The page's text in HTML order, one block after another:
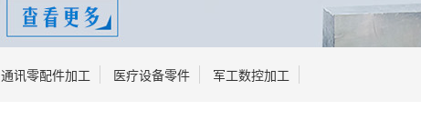
通讯零配件加工 医疗设备零件 军工数控加工